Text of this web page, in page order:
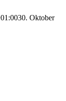
30. Oktober